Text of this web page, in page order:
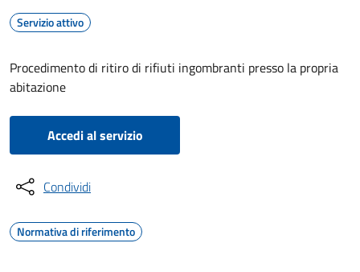
Servizio attivo
Procedimento di ritiro di rifiuti ingombranti presso la propria
abitazione
Accedi al servizio
Condividi
Normativa di riferimento